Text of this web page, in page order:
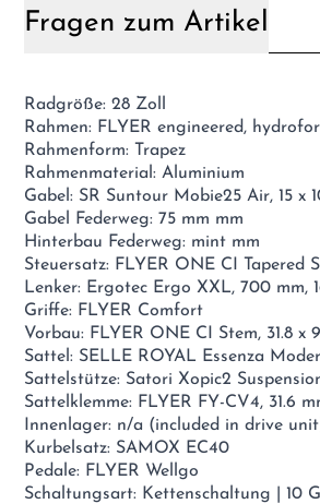
Fragen zum Artikel
Radgröße: 28 Zoll
Rahmen: FLYER engineered,
Rahmenform: Trapez
Rahmenmaterial: Aluminium
Gabel: SR Suntour Mobie25 Air, 15 x
Gabel Federweg: 75 mm mm
Hinterbau Federweg: mint mm
Steuersatz: FLYER ONE CI Tapered
Lenker: Ergotec Ergo XXL, 700 mm,
Griffe: FLYER Comfort
Vorbau: FLYER ONE CI Stem, 31.8 x
Sattel: SELLE ROYAL Essenza
Sattelstütze: Satori Xopic2
Sattelklemme: FLYER FY-CV4, 31.6
Innenlager: n/a (included in drive
Kurbelsatz: SAMOX EC40
Pedale: FLYER Wellgo
Schaltungsart: Kettenschaltung | 10